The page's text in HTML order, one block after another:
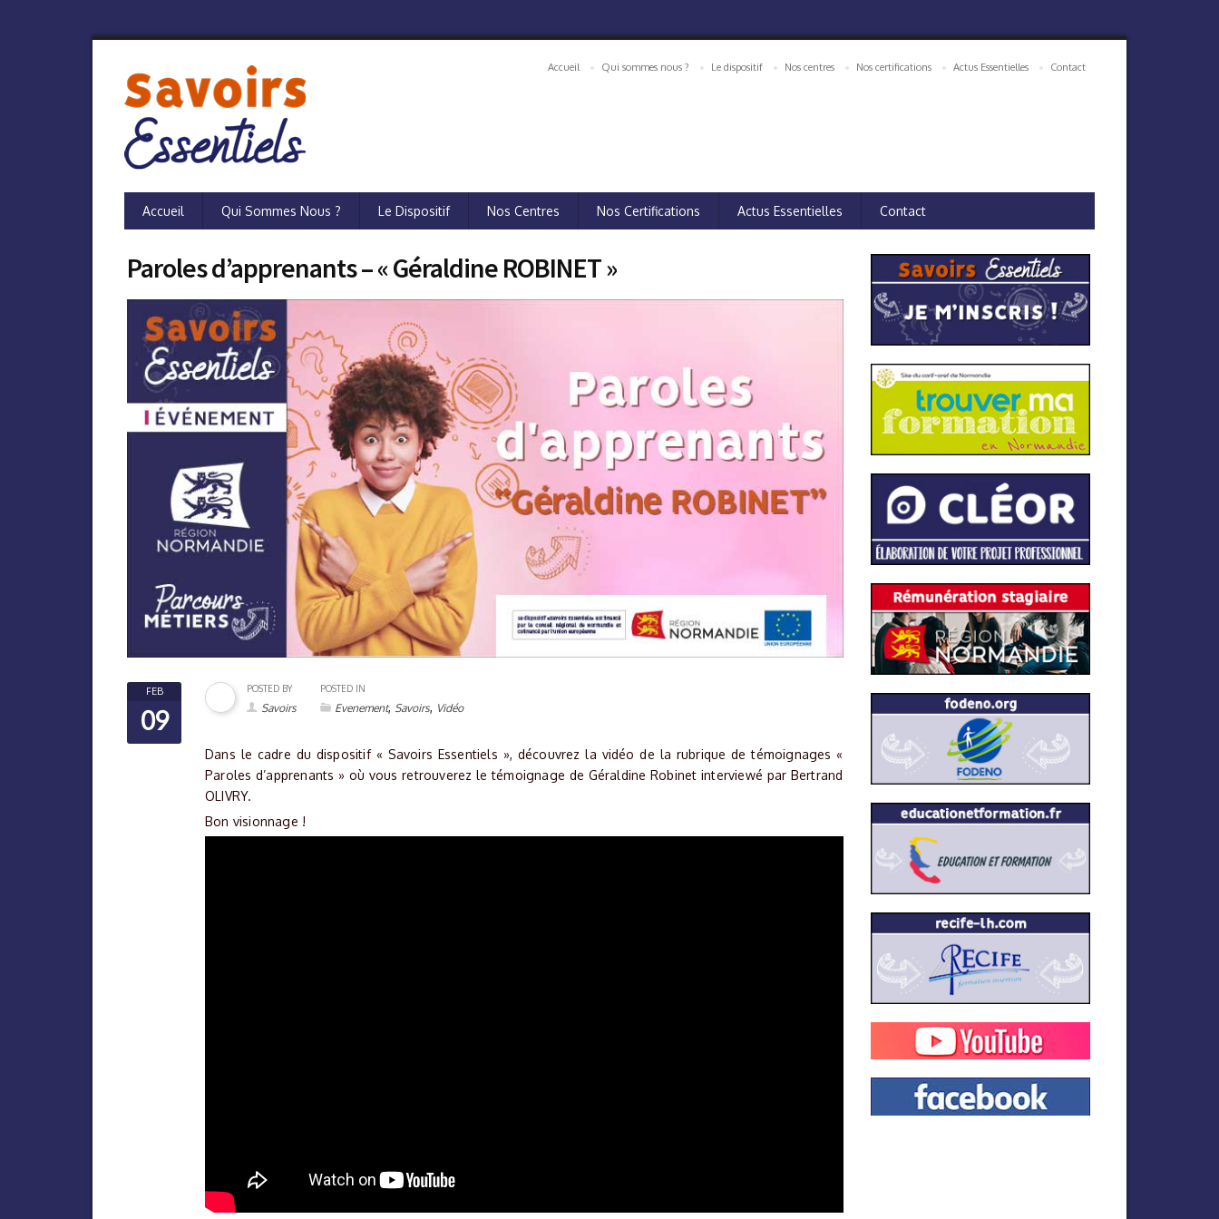
Accueil Qui sommes nous ? Le dispositif Nos centres Nos certifications Actus Essentielles Contact
Accueil Qui Sommes Nous ? Le Dispositif Nos Centres Nos Certifications Actus Essentielles Contact
Paroles d’apprenants – « Géraldine ROBINET »
FEB
09
POSTED BY
Savoirs
POSTED IN
Evenement, Savoirs, Vidéo
Dans le cadre du dispositif « Savoirs Essentiels », découvrez la vidéo de la rubrique de témoignages «
Paroles d’apprenants » où vous retrouverez le témoignage de Géraldine Robinet interviewé par Bertrand
OLIVRY.
Bon visionnage !